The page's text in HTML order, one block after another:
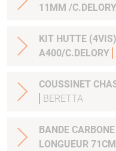
11MM /C.DELORY
KIT HUTTE
A400/C.DELORY
COUSSINET
BERETTA
BANDE
LONGUEUR 71CM